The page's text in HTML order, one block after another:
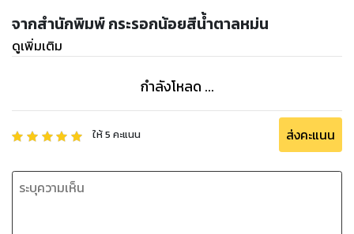
จากสำนักพิมพ์ กระรอกน้อยสีน้ำตาลหม่น
ดูเพิ่มเติม
กำลังโหลด ...
ให้5 คะแนน ส่งคะแนน